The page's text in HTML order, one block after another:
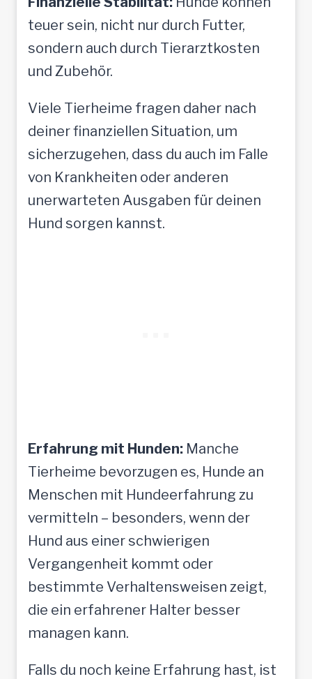
teuer sein, nicht nur durch Futter,
sondern auch durch Tierarztkosten
und Zubehör.
Viele Tierheime fragen daher nach
deiner finanziellen Situation, um
sicherzugehen, dass du auch im Falle
von Krankheiten oder anderen
unerwarteten Ausgaben für deinen
Hund sorgen kannst.
Erfahrung mit Hunden: Manche
Tierheime bevorzugen es, Hunde an
Menschen mit Hundeerfahrung zu
vermitteln – besonders, wenn der
Hund aus einer schwierigen
Vergangenheit kommt oder
bestimmte Verhaltensweisen zeigt,
die ein erfahrener Halter besser
managen kann.
Falls du noch keine Erfahrung hast, ist